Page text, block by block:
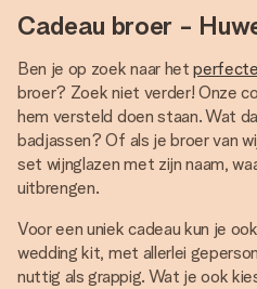
Cadeau broer -
Ben je op zoek naar het
broer? Zoek niet verder! Onze
hem versteld doen staan. Wat
badjassen? Of als je broer van
set wijnglazen met zijn naam,
uitbrengen.
Voor een uniek cadeau kun je
wedding kit, met allerlei
nuttig als grappig. Wat je ook